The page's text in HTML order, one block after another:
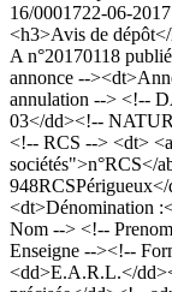
16/0001722-06-2017
<h3>Avis de
A n°20170118
annonce --
annulation --> <!--
03</dd><!--
<!-- RCS --> <dt>
sociétés">n°RCS</
<dt>Dénomination
Nom --> <!--
Enseigne --><!--
<dd>E.A.R.L.</